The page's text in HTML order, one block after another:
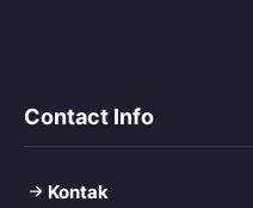
Contact Info
Kontak